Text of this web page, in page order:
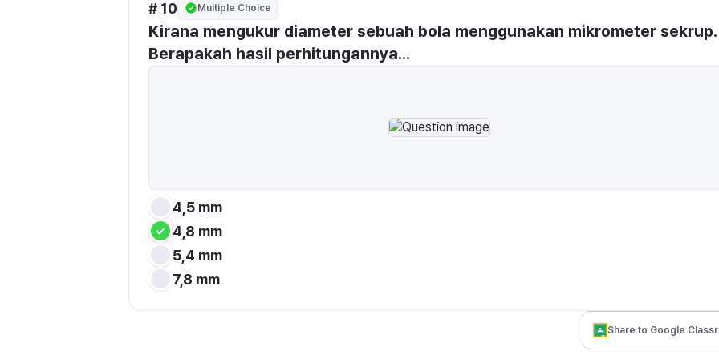
# 10 Multiple Choice
Kirana mengukur diameter sebuah bola menggunakan mikrometer sekrup.
Berapakah hasil perhitungannya...
4,5 mm
4,8 mm
5,4 mm
7,8 mm
Share to Google